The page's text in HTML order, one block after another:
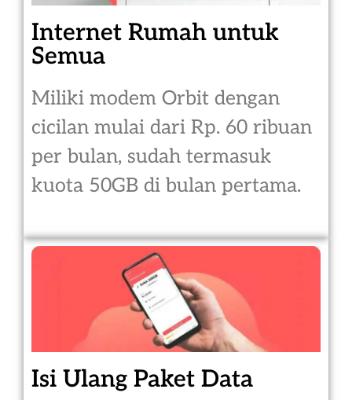
Internet Rumah untuk
Semua
Miliki modem Orbit dengan
cicilan mulai dari Rp. 60 ribuan
per bulan, sudah termasuk
kuota 50GB di bulan pertama.
Isi Ulang Paket Data